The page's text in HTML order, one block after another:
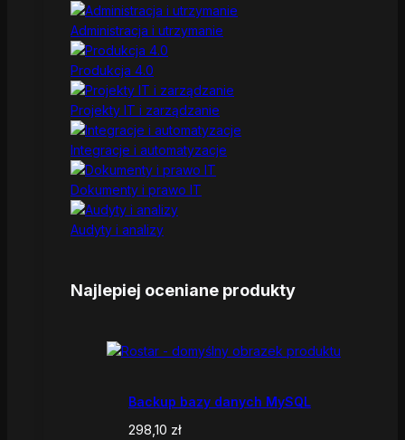
Administracja i utrzymanie
Produkcja 4.0
Projekty IT i zarządzanie
Integracje i automatyzacje
Dokumenty i prawo IT
Audyty i analizy
Najlepiej oceniane produkty
Backup bazy danych MySQL
298,10 zł